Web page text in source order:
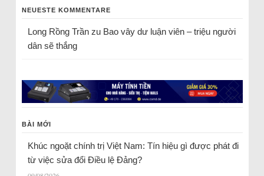
NEUESTE KOMMENTARE
Long Rồng Trầnzu Bao vây dư luận viên – triệu người
dân sẽ thắng
BÀI MỚI
Khúc ngoặt chính trị Việt Nam: Tín hiệu gì được phát đi
từ việc sửa đổi Điều lệ Đảng?